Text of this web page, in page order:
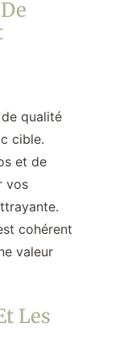
qualité
cible.
et de
vos
cohérent
valeur
Les